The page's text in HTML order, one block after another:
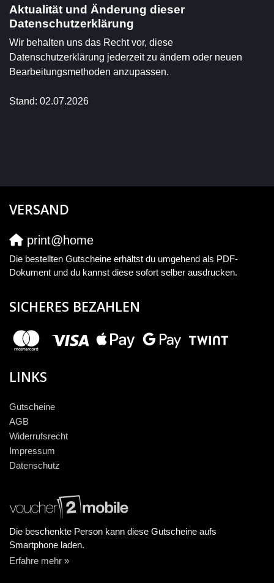
Aktualität und Änderung dieser
Datenschutzerklärung
Wir behalten uns das Recht vor, diese
Datenschutzerklärung jederzeit zu ändern oder neuen
Bearbeitungsmethoden anzupassen.
Stand: 02.07.2026
VERSAND
print@home
Die bestellten Gutscheine erhältst du umgehend als PDF-
Dokument und du kannst diese sofort selber ausdrucken.
SICHERES BEZAHLEN
LINKS
Gutscheine
AGB
Widerrufsrecht
Impressum
Datenschutz
Die beschenkte Person kann diese Gutscheine aufs
Smartphone laden.
Erfahre mehr »